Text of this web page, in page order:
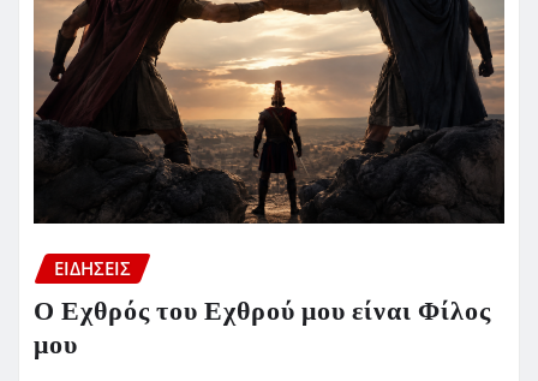
ΕΙΔΗΣΕΙΣ
Ο Εχθρός του Εχθρού μου είναι Φίλος
μου